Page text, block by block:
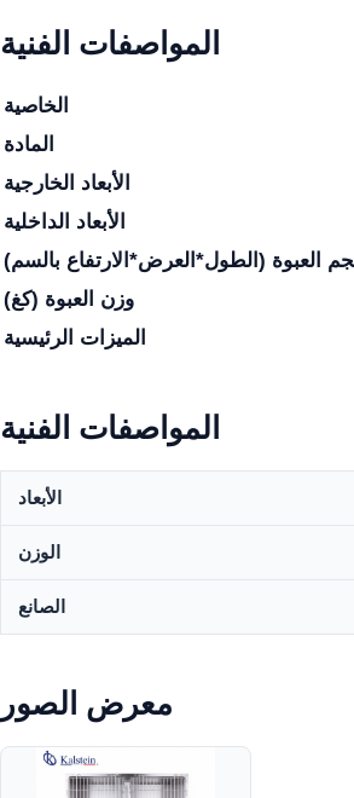
المواصفات الفنية
الخاصية
المادة
الأبعاد الخارجية
الأبعاد الداخلية
العبوة (الطول*العرض*الارتفاع بالسم)
وزن العبوة (كغ)
الميزات الرئيسية
المواصفات الفنية
الأبعاد
الوزن
الصانع
معرض الصور